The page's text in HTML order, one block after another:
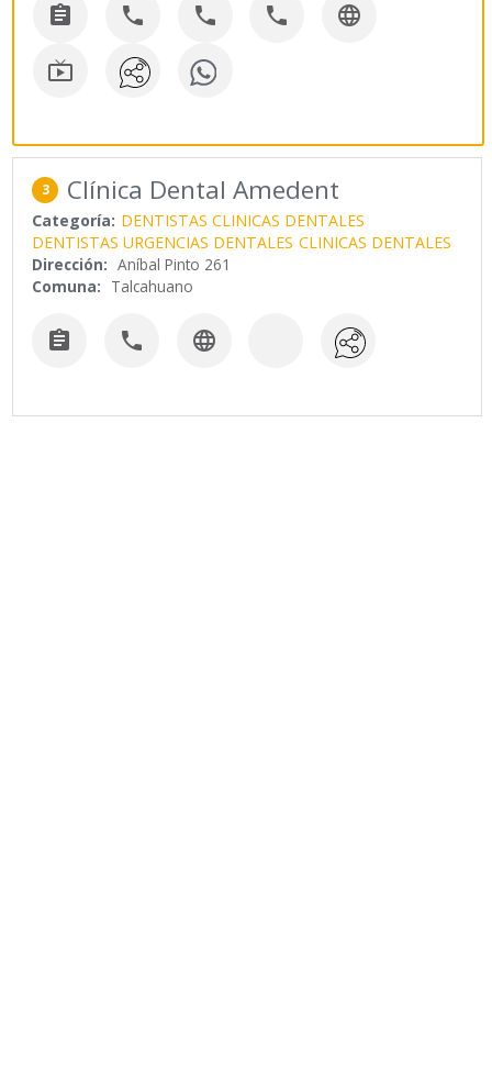
    

3 Clínica Dental Amedent
Categoría: DENTISTAS CLINICAS DENTALES
DENTISTAS URGENCIAS DENTALES CLINICAS DENTALES
Dirección: Aníbal Pinto 261
Comuna: Talcahuano
  